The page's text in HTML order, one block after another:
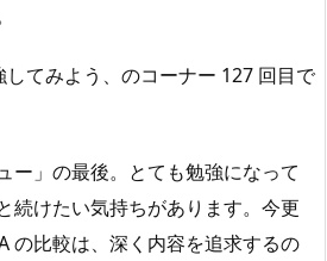
てみよう、のコーナー 127 回目で
ー」の最後。とても勉強になって
続けたい気持ちがあります。今更
の比較は、深く内容を追求するの